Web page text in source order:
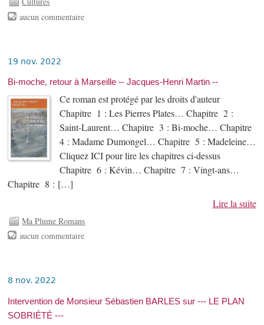
aucun commentaire
19 nov. 2022
Bi-moche, retour à Marseille -- Jacques-Henri Martin --
Ce roman est protégé par les droits d'auteur
Chapitre 1 : Les Pierres Plates… Chapitre 2 :
Saint-Laurent… Chapitre 3 : Bi-moche… Chapitre
4 : Madame Dumongel… Chapitre 5 : Madeleine…
Cliquez ICI pour lire les chapitres ci-dessus
Chapitre 6 : Kévin… Chapitre 7 : Vingt-ans…
Chapitre 8 : […]
Lire la suite
Ma Plume Romans
aucun commentaire
8 nov. 2022
Intervention de Monsieur Sébastien BARLES sur --- LE PLAN
SOBRIÉTÉ ---